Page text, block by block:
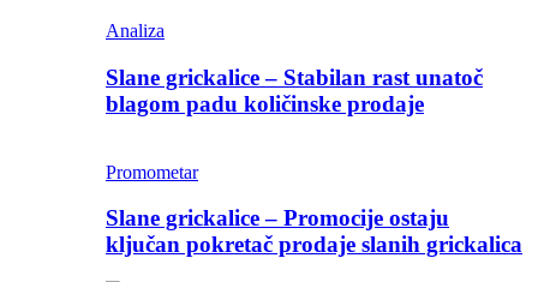
Analiza
Slane grickalice – Stabilan rast unatoč
blagom padu količinske prodaje
Promometar
Slane grickalice – Promocije ostaju
ključan pokretač prodaje slanih grickalica